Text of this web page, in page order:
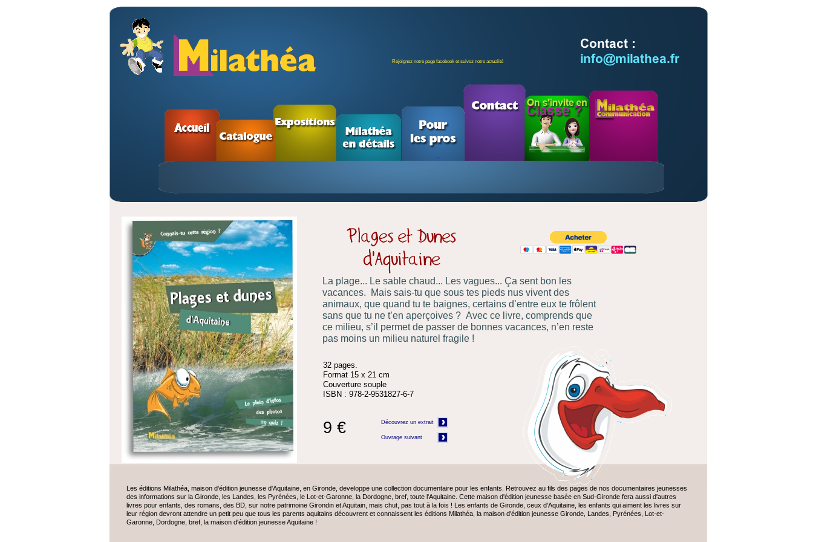
Les éditions Milathéa, maison d'édition jeunesse d'Aquitaine, en Gironde, developpe une collection documentaire pour les enfants. Retrouvez au fils des pages de nos documentaires jeunesses
des informations sur la Gironde, les Landes, les Pyrénées, le Lot-et-Garonne, la Dordogne, bref, toute l'Aquitaine. Cette maison d'édition jeunesse basée en Sud-Gironde fera aussi d'autres
livres pour enfants, des romans, des BD, sur notre patrimoine Girondin et Aquitain, mais chut, pas tout à la fois ! Les enfants de Gironde, ceux d'Aquitaine, les enfants qui aiment les livres sur
leur région devront attendre un petit peu que tous les parents aquitains découvrent et connaissent les éditions Milathéa, la maison d'édition jeunesse Gironde, Landes, Pyrénées, Lot-et-
Garonne, Dordogne, bref, la maison d'édition jeunesse Aquitaine !
Rejoignez notre page facebook et suivez notre actualité
La plage... Le sable chaud... Les vagues... Ça sent bon les
vacances. Mais sais-tu que sous tes pieds nus vivent des
animaux, que quand tu te baignes, certains d’entre eux te frôlent
sans que tu ne t’en aperçoives ? Avec ce livre, comprends que
ce milieu, s’il permet de passer de bonnes vacances, n’en reste
pas moins un milieu naturel fragile !
32 pages.
Format 15 x 21 cm
Couverture souple
ISBN : 978-2-9531827-6-7
9 € Découvrez un extrait
Ouvrage suivant